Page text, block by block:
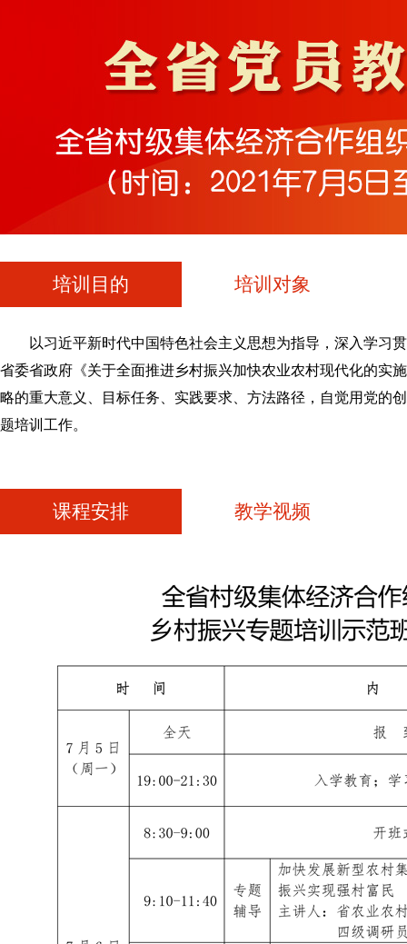
培训目的 培训对象
以习近平新时代中国特色社会主义思想为指导，深入学习
省委省政府《关于全面推进乡村振兴加快农业农村现代化的实
略的重大意义、目标任务、实践要求、方法路径，自觉用党的
题培训工作。
课程安排 教学视频